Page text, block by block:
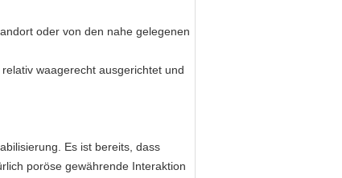
oder von den nahe gelegenen
waagerecht ausgerichtet und
Es ist bereits, dass
poröse gewährende Interaktion